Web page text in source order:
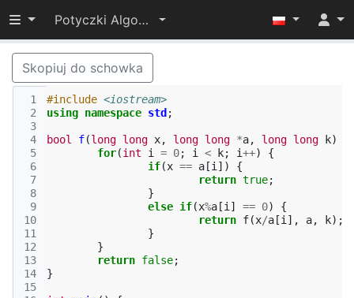
Przełącz widoczność menu
Potyczki Algorytmiczne 2017
Skopiuj do schowka
1
2
3
4
5
6
7
8
9
10
11
12
13
14
15
#include <iostream>
using namespace std ;
bool f(long long x, long long *a, long long k)
for(int i = 0; i < k; i++)
{
if(x == a [i ])
{
return true;
}
else if(x%a [i ] == 0)
{
return f(x/a [i ], a, k);
}
}
return false;
}